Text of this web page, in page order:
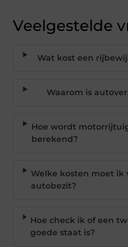
Veelgestelde
Wat kost een
Waarom is
Hoe wordt
berekend?
Welke kosten moet ik
autobezit?
Hoe check ik of een
goede staat is?